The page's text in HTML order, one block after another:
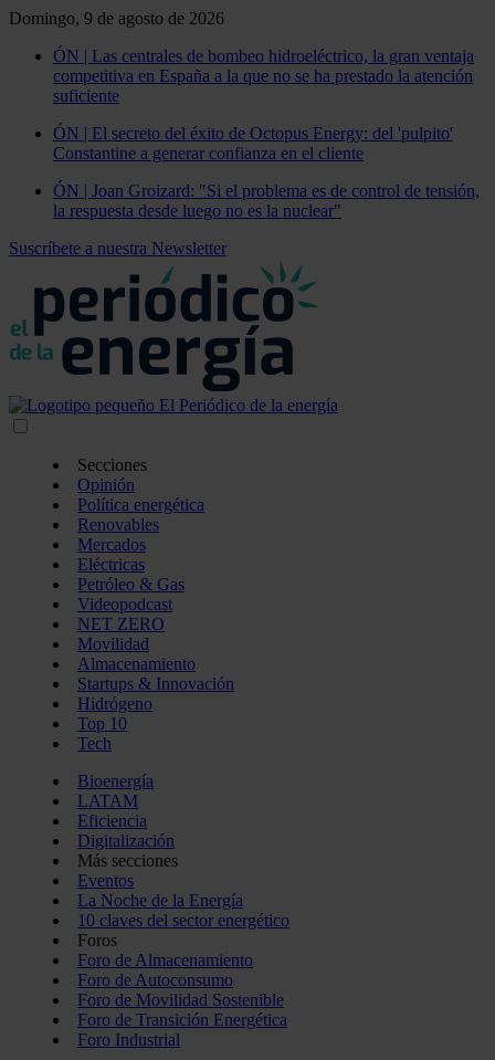
Domingo, 9 de agosto de 2026
ÓN | Las centrales de bombeo hidroeléctrico, la gran ventaja
competitiva en España a la que no se ha prestado la atención
suficiente
ÓN | El secreto del éxito de Octopus Energy: del 'pulpito'
Constantine a generar confianza en el cliente
ÓN | Joan Groizard: "Si el problema es de control de tensión,
la respuesta desde luego no es la nuclear"
Suscríbete a nuestra Newsletter
Secciones
Opinión
Política energética
Renovables
Mercados
Eléctricas
Petróleo & Gas
Videopodcast
NET ZERO
Movilidad
Almacenamiento
Startups & Innovación
Hidrógeno
Top 10
Tech
Bioenergía
LATAM
Eficiencia
Digitalización
Más secciones
Eventos
La Noche de la Energía
10 claves del sector energético
Foros
Foro de Almacenamiento
Foro de Autoconsumo
Foro de Movilidad Sostenible
Foro de Transición Energética
Foro Industrial